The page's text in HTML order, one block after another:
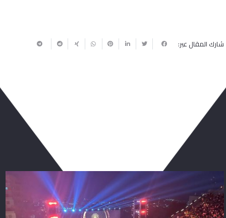
شارك المقال عبر: